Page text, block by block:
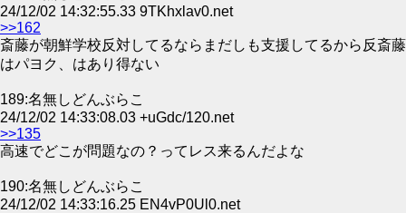
24/12/02 14:32:55.33 9TKhxlav0.net
>>162
斎藤が朝鮮学校反対してるならまだしも支援してるから反斎藤
はパヨク、はあり得ない
189:名無しどんぶらこ
24/12/02 14:33:08.03 +uGdc/120.net
>>135
高速でどこが問題なの？ってレス来るんだよな
190:名無しどんぶらこ
24/12/02 14:33:16.25 EN4vP0Ul0.net